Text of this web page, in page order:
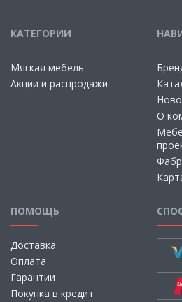
КАТЕГОРИИ
Мягкая мебель
Акции и распродажи
О
ПОМОЩЬ
Доставка
Оплата
Гарантии
Покупка в кредит